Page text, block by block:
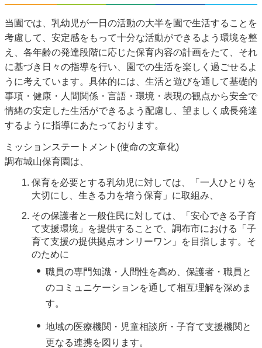
当園では、乳幼児が一日の活動の大半を園で生活することを
考慮して、安定感をもって十分な活動ができるよう環境を整
え、各年齢の発達段階に応じた保育内容の計画をたて、それ
に基づき日々の指導を行い、園での生活を楽しく過ごせるよ
うに考えています。具体的には、生活と遊びを通して基礎的
事項・健康・人間関係・言語・環境・表現の観点から安全で
情緒の安定した生活ができるよう配慮し、望ましく成長発達
するように指導にあたっております。
ミッションステートメント(使命の文章化)
調布城山保育園は、
保育を必要とする乳幼児に対しては、「一人ひとりを
大切にし、生きる力を培う保育」に取組み、
その保護者と一般住民に対しては、「安心できる子育
て支援環境」を提供することで、調布市における「子
育て支援の提供拠点オンリーワン」を目指します。そ
のために
職員の専門知識・人間性を高め、保護者・職員と
のコミュニケーションを通して相互理解を深めま
す。
地域の医療機関・児童相談所・子育て支援機関と
更なる連携を図ります。